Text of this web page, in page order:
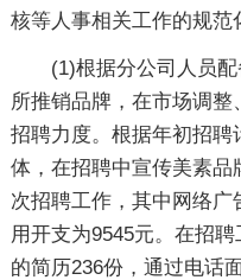
核等人事相关工作的规范
(1)根据分公司人员
所推销品牌，在市场调
招聘力度。根据年初招
体，在招聘中宣传美素
次招聘工作，其中网络
用开支为9545元。在招
的简历236份，通过电话